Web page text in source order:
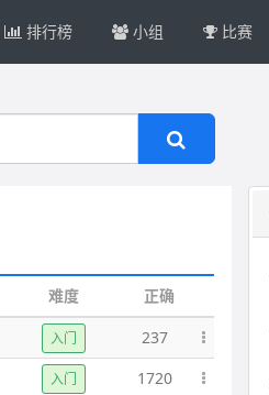
排行榜 小组 比赛
难度
正确
入门
237
入门
1720